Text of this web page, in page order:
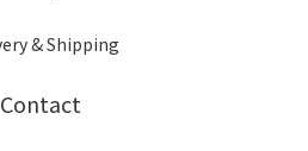
& Shipping
Contact